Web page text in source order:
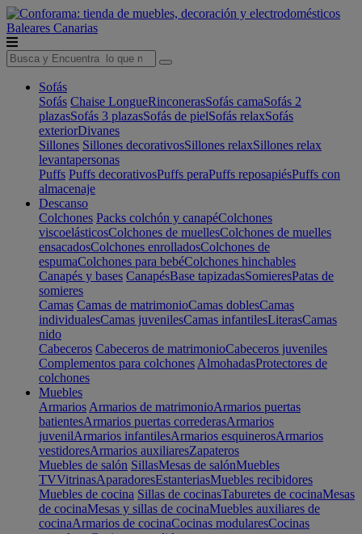
Baleares Canarias
Sofás
Sofás Chaise LongueRinconerasSofás camaSofás 2
plazasSofás 3 plazasSofás de pielSofás relaxSofás
exteriorDivanes
Sillones Sillones decorativosSillones relaxSillones relax
levantapersonas
Puffs Puffs decorativosPuffs peraPuffs reposapiésPuffs con
almacenaje
Descanso
Colchones Packs colchón y canapéColchones
viscoelásticosColchones de muellesColchones de muelles
ensacadosColchones enrolladosColchones de
espumaColchones para bebéColchones hinchables
Canapés y bases CanapésBase tapizadasSomieresPatas de
somieres
Camas Camas de matrimonioCamas doblesCamas
individualesCamas juvenilesCamas infantilesLiterasCamas
nido
Cabeceros Cabeceros de matrimonioCabeceros juveniles
Complementos para colchones AlmohadasProtectores de
colchones
Muebles
Armarios Armarios de matrimonioArmarios puertas
batientesArmarios puertas correderasArmarios
juvenilArmarios infantilesArmarios esquinerosArmarios
vestidoresArmarios auxiliaresZapateros
Muebles de salón SillasMesas de salónMuebles
TVVitrinasAparadoresEstanteriasMuebles recibidores
Muebles de cocina Sillas de cocinasTaburetes de cocinaMesas
de cocinaMesas y sillas de cocinaMuebles auxiliares de
cocinaArmarios de cocinaCocinas modularesCocinas